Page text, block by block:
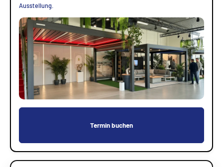
Ausstellung.
Termin buchen